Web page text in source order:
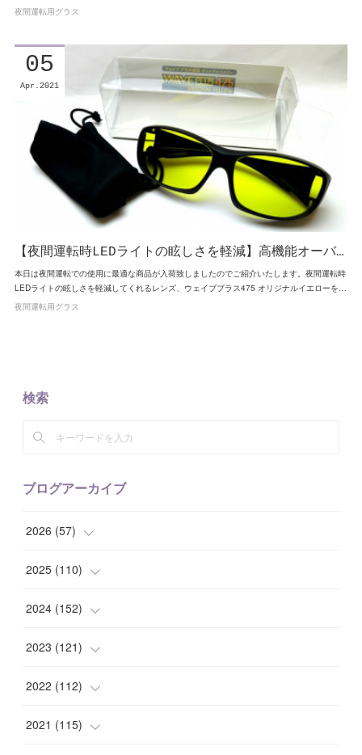
夜間運転用グラス
【夜間運転時LEDライトの眩しさを軽減】高機能オーバ…
本日は夜間運転での使用に最適な商品が入荷致しましたのでご紹介いたします。夜間運転時
LEDライトの眩しさを軽減してくれるレンズ、ウェイブプラス475 オリジナルイエローを…
05
Apr 2021
夜間運転用グラス
検索
ブログアーカイブ
2026 (57)
( 1)
(10)
(9)
( 7 )
2025 (110)
(10)
(7)
( 8)
( 7 )
2024 (152)
(14)
( 15)
( 11)
2023 (121)
( 12)
( 8)
2022 (112)
( 10)
2021 (115)